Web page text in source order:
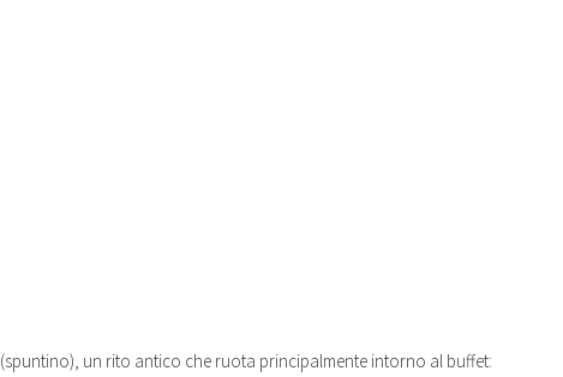
(spuntino), un rito antico che ruota principalmente intorno al buffet: